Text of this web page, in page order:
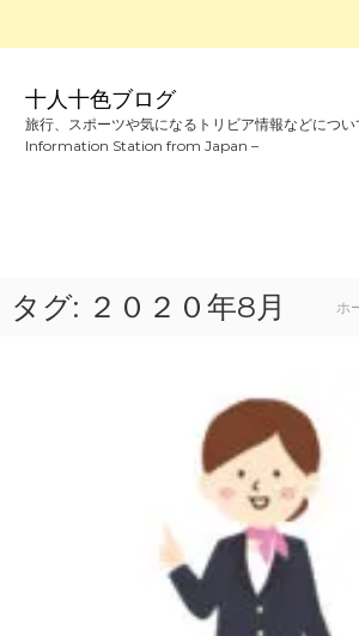
十人十色ブログ
旅行、スポーツや気になるトリビア情報などにつ
Information Station from Japan –
タグ: ２０２０年8月 ホ